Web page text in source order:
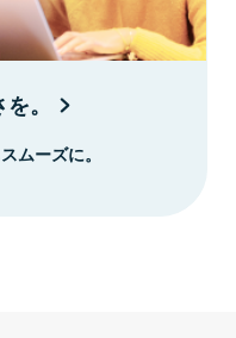
。
ムーズに。